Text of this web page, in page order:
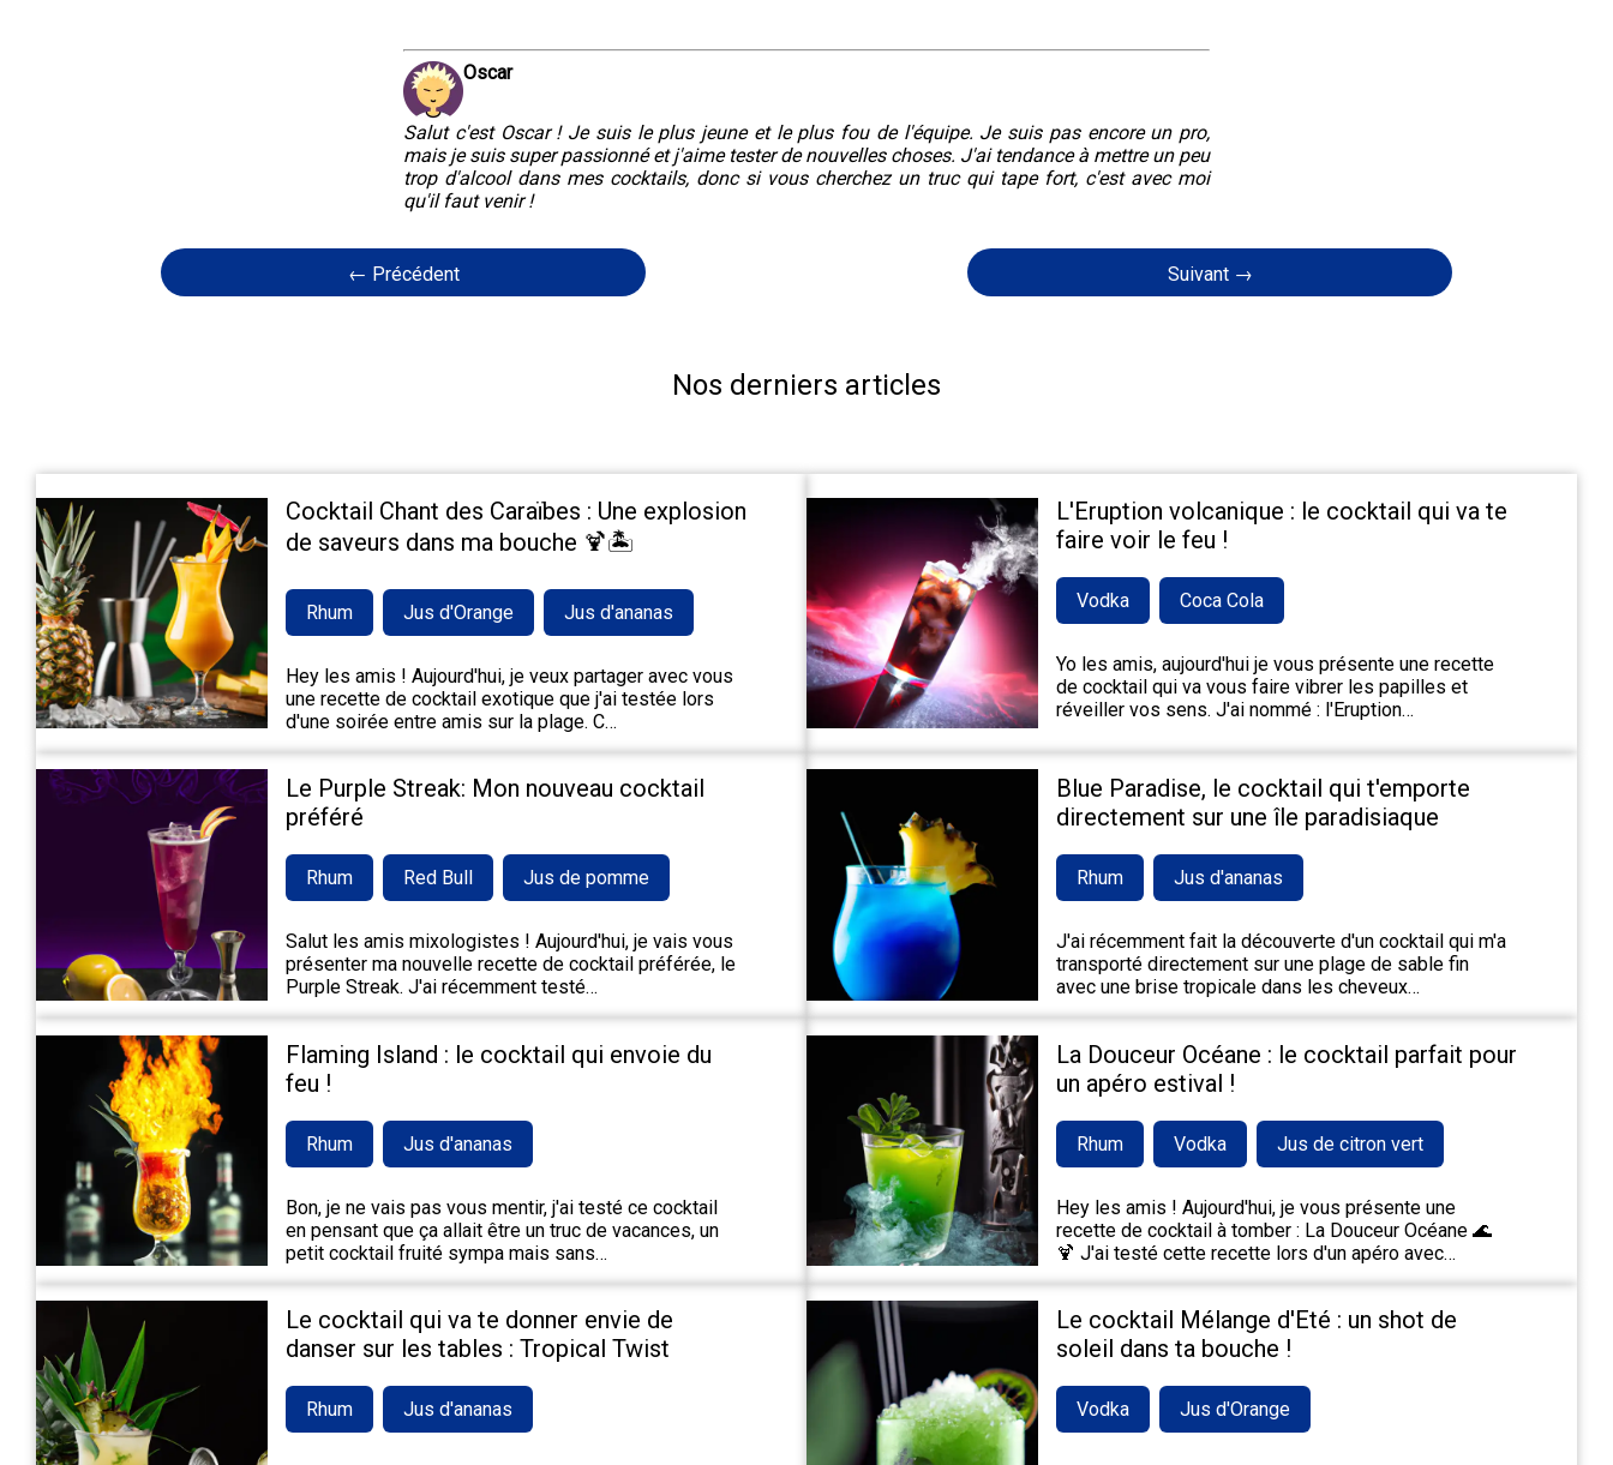
Oscar
Salut c'est Oscar ! Je suis le plus jeune et le plus fou de l'équipe. Je suis pas encore un pro,
mais je suis super passionné et j'aime tester de nouvelles choses. J'ai tendance à mettre un peu
trop d'alcool dans mes cocktails, donc si vous cherchez un truc qui tape fort, c'est avec moi
qu'il faut venir !
← Précédent Suivant →
Nos derniers articles
Cocktail Chant des Caraïbes : Une explosion
de saveurs dans ma bouche 🍹🏝️
Rhum Jus d'Orange Jus d'ananas
Hey les amis ! Aujourd'hui, je veux partager avec vous
une recette de cocktail exotique que j'ai testée lors
d'une soirée entre amis sur la plage. C…
L'Eruption volcanique : le cocktail qui va te
faire voir le feu !
Vodka Coca Cola
Yo les amis, aujourd'hui je vous présente une recette
de cocktail qui va vous faire vibrer les papilles et
réveiller vos sens. J'ai nommé : l'Eruption…
Le Purple Streak: Mon nouveau cocktail
préféré
Rhum Red Bull Jus de pomme
Salut les amis mixologistes ! Aujourd'hui, je vais vous
présenter ma nouvelle recette de cocktail préférée, le
Purple Streak. J'ai récemment testé…
Blue Paradise, le cocktail qui t'emporte
directement sur une île paradisiaque
Rhum Jus d'ananas
J'ai récemment fait la découverte d'un cocktail qui m'a
transporté directement sur une plage de sable fin
avec une brise tropicale dans les cheveux…
Flaming Island : le cocktail qui envoie du
feu !
Rhum Jus d'ananas
Bon, je ne vais pas vous mentir, j'ai testé ce cocktail
en pensant que ça allait être un truc de vacances, un
petit cocktail fruité sympa mais sans…
La Douceur Océane : le cocktail parfait pour
un apéro estival !
Rhum Vodka Jus de citron vert
Hey les amis ! Aujourd'hui, je vous présente une
recette de cocktail à tomber : La Douceur Océane 🌊
🍹 J'ai testé cette recette lors d'un apéro avec…
Le cocktail qui va te donner envie de
danser sur les tables : Tropical Twist
Rhum Jus d'ananas
Le cocktail Mélange d'Eté : un shot de
soleil dans ta bouche !
Vodka Jus d'Orange